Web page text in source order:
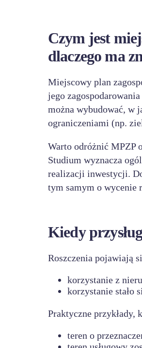
Czym jest
dlaczego ma
Miejscowy plan
jego
można wybudować, w
ograniczeniami (np.
Warto odróżnić MPZP
Studium wyznacza
realizacji inwestycji.
tym samym o wycenie
Kiedy
Roszczenia pojawiają
korzystanie z
korzystanie stało
Praktyczne przykłady,
teren o